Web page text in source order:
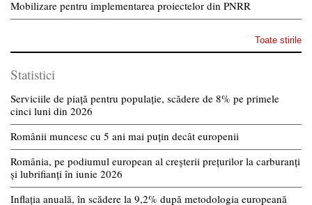
Mobilizare pentru implementarea proiectelor din PNRR
Toate stirile
Statistici
Serviciile de piață pentru populație, scădere de 8% pe primele
cinci luni din 2026
Românii muncesc cu 5 ani mai puțin decât europenii
România, pe podiumul european al creșterii prețurilor la carburanți
și lubrifianți în iunie 2026
Inflația anuală, în scădere la 9,2% după metodologia europeană